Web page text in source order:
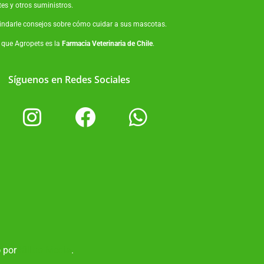
y otros suministros.
consejos sobre cómo cuidar a sus mascotas.
Agropets es la Farmacia Veterinaria de Chile.
Síguenos en Redes Sociales
por .